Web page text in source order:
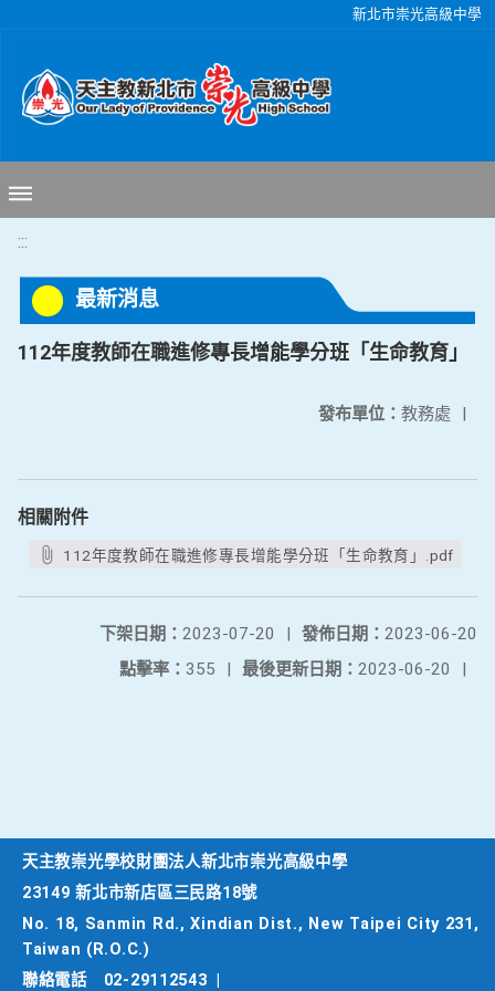
新北市崇光高級中學
:::
最新消息
112年度教師在職進修專長增能學分班「生命教育」
發布單位： 教務處 |
相關附件
112年度教師在職進修專長增能學分班「生命教育」.pdf
發佈日期： 2023-06-20
下架日期： 2023-07-20
|
最後更新日期： 2023-06-20 |
點擊率： 355 |
天主教崇光學校財團法人新北市崇光高級中學
23149 新北市新店區三民路18號
No. 18, Sanmin Rd., Xindian Dist., New Taipei City 231,
Taiwan (R.O.C.)
聯絡電話
02-29112543